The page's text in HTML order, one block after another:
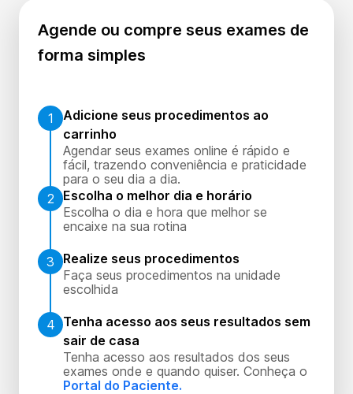
Agende ou compre seus exames de
forma simples
1
Adicione seus procedimentos ao
carrinho
Agendar seus exames online é rápido e
fácil, trazendo conveniência e praticidade
para o seu dia a dia.
2
Escolha o melhor dia e horário
Escolha o dia e hora que melhor se
encaixe na sua rotina
3
Realize seus procedimentos
Faça seus procedimentos na unidade
escolhida
4 Tenha acesso aos seus resultados sem
sair de casa
Tenha acesso aos resultados dos seus
exames onde e quando quiser. Conheça o
Portal do Paciente.